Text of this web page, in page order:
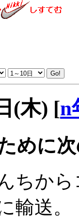
(木) [n
めに
ちか
輸送。